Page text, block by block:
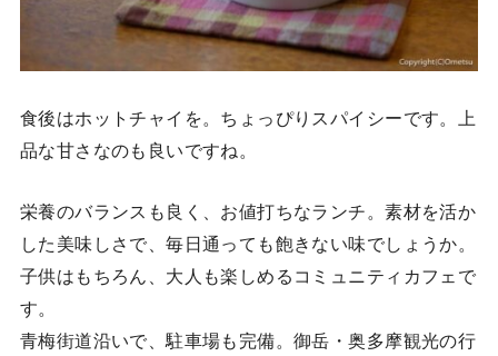
食後はホットチャイを。ちょっぴりスパイシーです。上
品な甘さなのも良いですね。
栄養のバランスも良く、お値打ちなランチ。素材を活か
した美味しさで、毎日通っても飽きない味でしょうか。
子供はもちろん、大人も楽しめるコミュニティカフェで
す。
青梅街道沿いで、駐車場も完備。御岳・奥多摩観光の行